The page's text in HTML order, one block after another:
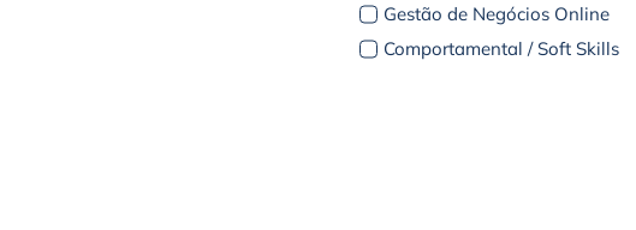
Gestão de Negócios Online
Comportamental / Soft Skills